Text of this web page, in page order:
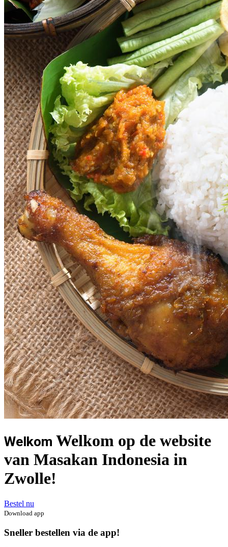
Welkom Welkom op de website
van Masakan Indonesia in
Zwolle!
Bestel nu
Download app
Sneller bestellen via de app!